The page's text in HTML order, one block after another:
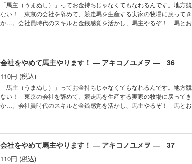
「馬主（うまぬし）」ってお金持ちじゃなくてもなれるんです。地方
ない！ 東京の会社を辞めて、競走馬を生産する実家の牧場に戻って
か…。会社員時代のスキルと金銭感覚を活かし、馬主やるぞ！ 馬と
会社をやめて馬主やります！ ― アキコノユメヲ ― 36
110円 (税込)
「馬主（うまぬし）」ってお金持ちじゃなくてもなれるんです。地方
ない！ 東京の会社を辞めて、競走馬を生産する実家の牧場に戻って
か…。会社員時代のスキルと金銭感覚を活かし、馬主やるぞ！ 馬と
会社をやめて馬主やります！ ― アキコノユメヲ ― 37
110円 (税込)